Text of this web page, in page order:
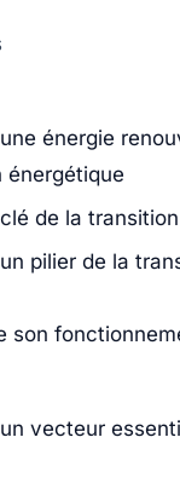
énergie
énergétique
de la
pilier de la
son
vecteur